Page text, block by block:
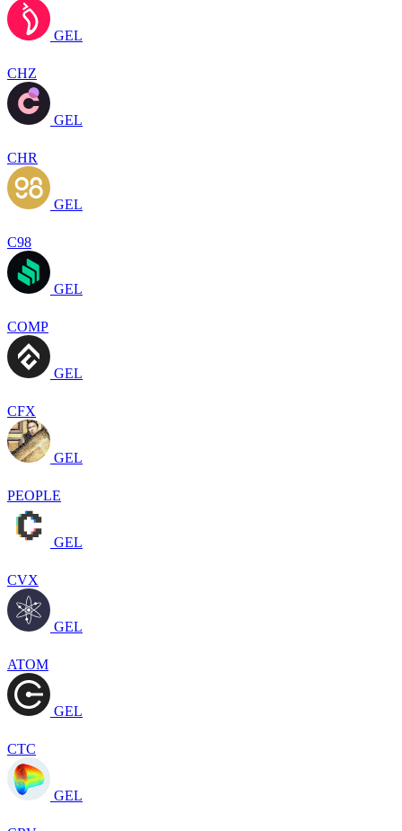
GEL
CHZ
GEL
CHR
GEL
C98
GEL
COMP
GEL
CFX
GEL
PEOPLE
GEL
CVX
GEL
ATOM
GEL
CTC
GEL